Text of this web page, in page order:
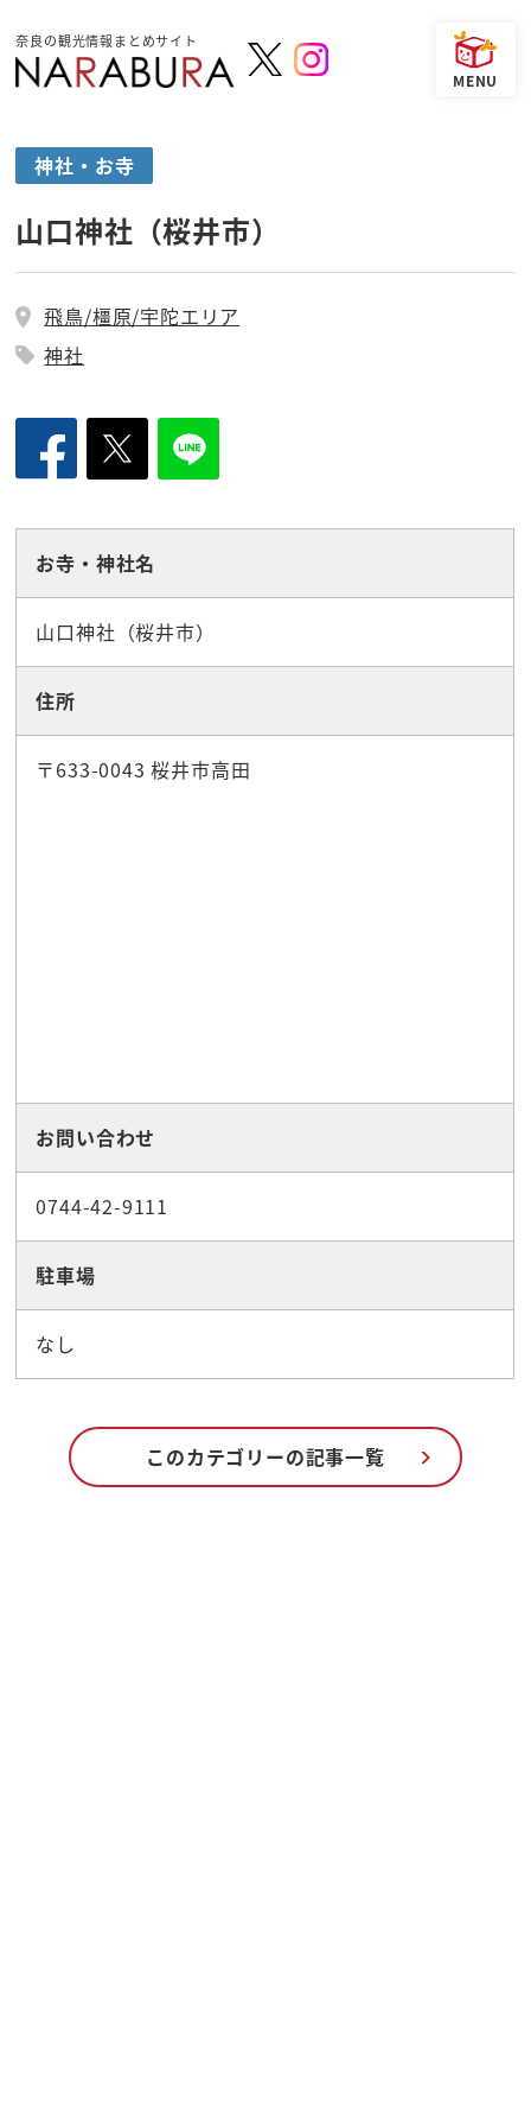
奈良の観光情報まとめサイト
神社・お寺
山口神社（桜井市）
飛鳥/橿原/宇陀エリア
神社
お寺・神社名
山口神社（桜井市）
住所
〒633-0043 桜井市高田
お問い合わせ
0744-42-9111
駐車場
なし
このカテゴリーの記事一覧